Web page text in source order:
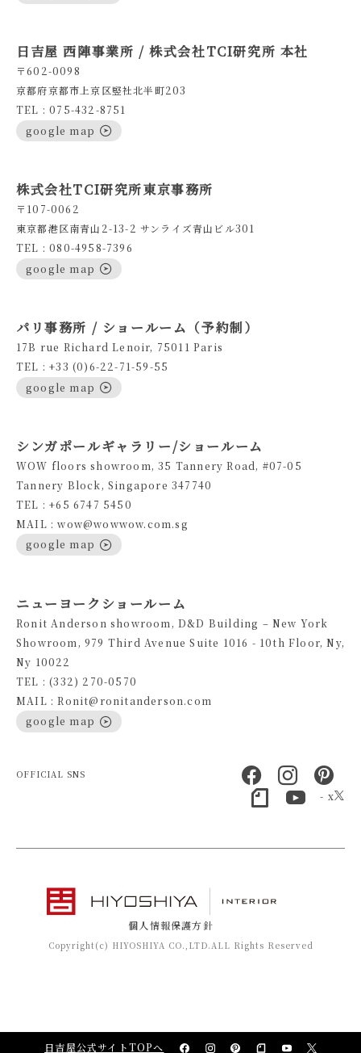
日吉屋 西陣事業所 / 株式会社TCI研究所 本社
〒602-0098
京都府京都市上京区竪社北半町203
TEL : 075-432-8751
google map
株式会社TCI研究所東京事務所
〒107-0062
東京都港区南青山2-13-2 サンライズ青山ビル301
TEL : 080-4958-7396
google map
パリ事務所 / ショールーム（予約制）
17B rue Richard Lenoir, 75011 Paris
TEL : +33 (0)6-22-71-59-55
google map
シンガポールギャラリー/ショールーム
WOW floors showroom, 35 Tannery Road, #07-05
Tannery Block, Singapore 347740
TEL : +65 6747 5450
MAIL : wow@wowwow.com.sg
google map
ニューヨークショールーム
Ronit Anderson showroom, D&D Building – New York
Showroom, 979 Third Avenue Suite 1016 - 10th Floor, Ny,
Ny 10022
TEL : (332) 270-0570
MAIL : Ronit@ronitanderson.com
google map
OFFICIAL SNS
- x
個人情報保護方針
Copyright(c) HIYOSHIYA CO.,LTD.ALL Rights Reserved
日吉屋公式サイトTOPへ